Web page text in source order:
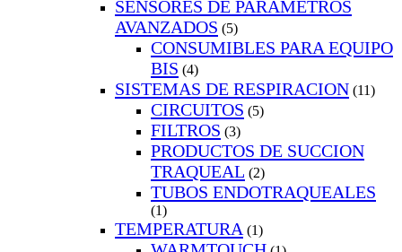
SENSORES DE PARAMETROS
AVANZADOS (5)
CONSUMIBLES PARA EQUIPO
BIS (4)
SISTEMAS DE RESPIRACION (11)
CIRCUITOS (5)
FILTROS (3)
PRODUCTOS DE SUCCION
TRAQUEAL (2)
TUBOS ENDOTRAQUEALES
(1)
TEMPERATURA (1)